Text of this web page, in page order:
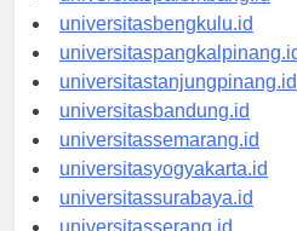
universitaspalembang.id
universitasbengkulu.id
universitaspangkalpinang.id
universitastanjungpinang.id
universitasbandung.id
universitassemarang.id
universitasyogyakarta.id
universitassurabaya.id